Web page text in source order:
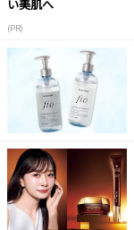
い美肌へ
(PR)